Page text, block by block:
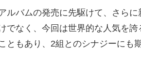
ルバムの発売に先駆けて、さら
でなく、今回は世界的な人気を
ともあり、2組とのシナジーにも